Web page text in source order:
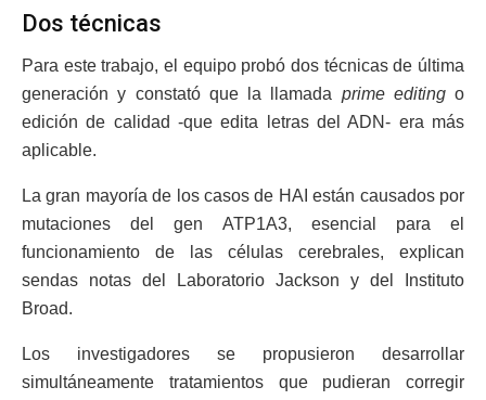
Dos técnicas
Para este trabajo, el equipo probó dos técnicas de última
generación y constató que la llamada prime editingo
edición de calidad -que edita letras del ADN- era más
aplicable.
La gran mayoría de los casos de HAI están causados por
mutaciones del gen ATP1A3, esencial para el
funcionamiento de las células cerebrales, explican
sendas notas del Laboratorio Jackson y del Instituto
Broad.
Los investigadores se propusieron desarrollar
simultáneamente tratamientos que pudieran corregir